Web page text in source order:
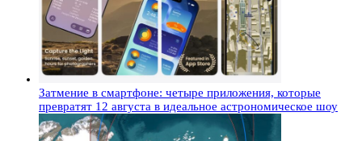
Затмение в смартфоне: четыре приложения, которые
превратят 12 августа в идеальное астрономическое шоу